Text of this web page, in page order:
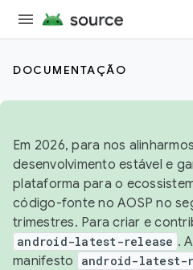
DOCUMENTAÇÃO
Em 2026, para nos
desenvolvimento estável e
plataforma para o
código-fonte no AOSP no
trimestres. Para criar e
android-latest-release .
manifesto
android-latest-